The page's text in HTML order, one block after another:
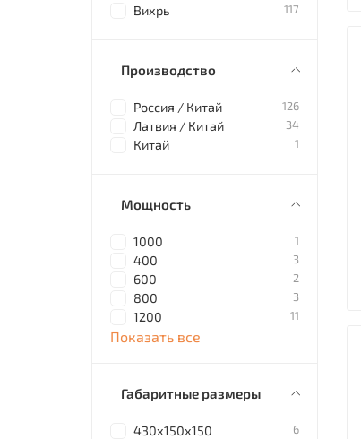
Вихрь 117
Производство
Россия / Китай 126
Латвия / Китай 34
Китай 1
Мощность
1000 1
400 3
600 2
800 3
1200 11
Показать все
Габаритные размеры
430x150x150 6